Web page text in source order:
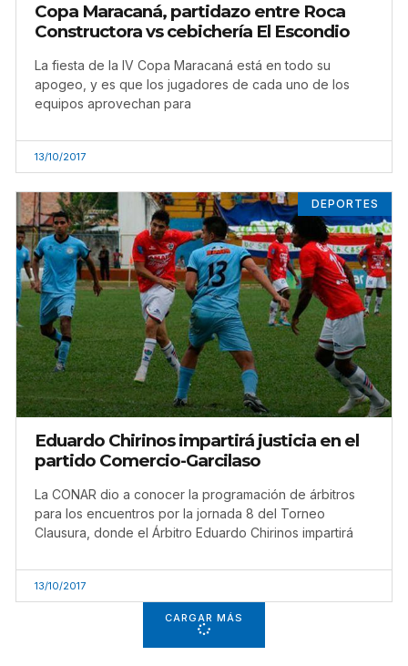
Copa Maracaná, partidazo entre Roca
Constructora vs cebichería El Escondio
La fiesta de la IV Copa Maracaná está en todo su
apogeo, y es que los jugadores de cada uno de los
equipos aprovechan para
13/10/2017
DEPORTES
Eduardo Chirinos impartirá justicia en el
partido Comercio-Garcilaso
La CONAR dio a conocer la programación de árbitros
para los encuentros por la jornada 8 del Torneo
Clausura, donde el Árbitro Eduardo Chirinos impartirá
13/10/2017
CARGAR MÁS